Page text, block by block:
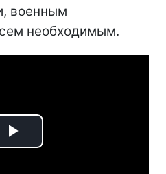
военным
необходимым.
Play